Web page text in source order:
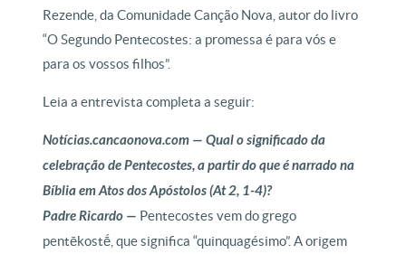
Rezende, da Comunidade Canção Nova, autor do livro
“O Segundo Pentecostes: a promessa é para vós e
para os vossos filhos”.
Leia a entrevista completa a seguir:
Notícias.cancaonova.com — Qual o significado da
celebração de Pentecostes, a partir do que é narrado na
Bíblia em Atos dos Apóstolos (At 2, 1-4)?
Padre Ricardo — Pentecostes vem do grego
pentēkostḗ, que significa “quinquagésimo”. A origem